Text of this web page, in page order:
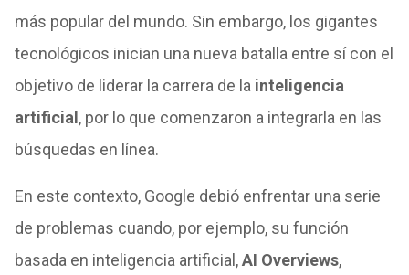
más popular del mundo. Sin embargo, los gigantes
tecnológicos inician una nueva batalla entre sí con el
objetivo de liderar la carrera de la inteligencia
artificial , por lo que comenzaron a integrarla en las
búsquedas en línea.
En este contexto, Google debió enfrentar una serie
de problemas cuando, por ejemplo, su función
basada en inteligencia artificial,AI Overviews,